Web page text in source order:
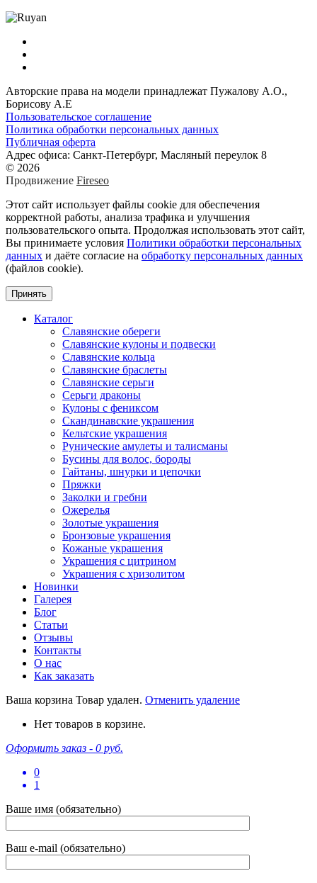
Авторские права на модели принадлежат Пужалову А.О.,
Борисову А.Е
Пользовательское соглашение
Политика обработки персональных данных
Публичная оферта
Адрес офиса: Санкт-Петербург, Масляный переулок 8
© 2026
Продвижение Fireseo
Этот сайт использует файлы cookie для обеспечения
корректной работы, анализа трафика и улучшения
пользовательского опыта. Продолжая использовать этот сайт,
Вы принимаете условия Политики обработки персональных
данных и даёте согласие на обработку персональных данных
(файлов cookie).
Принять
Каталог
Славянские обереги
Славянские кулоны и подвески
Славянские кольца
Славянские браслеты
Славянские серьги
Серьги драконы
Кулоны с фениксом
Скандинавские украшения
Кельтские украшения
Рунические амулеты и талисманы
Бусины для волос, бороды
Гайтаны, шнурки и цепочки
Пряжки
Заколки и гребни
Ожерелья
Золотые украшения
Бронзовые украшения
Кожаные украшения
Украшения с цитрином
Украшения с хризолитом
Новинки
Галерея
Блог
Статьи
Отзывы
Контакты
О нас
Как заказать
Ваша корзина Товар удален. Отменить удаление
Нет товаров в корзине.
Оформить заказ - 0 руб.
0
1
Ваше имя (обязательно)
Ваш e-mail (обязательно)